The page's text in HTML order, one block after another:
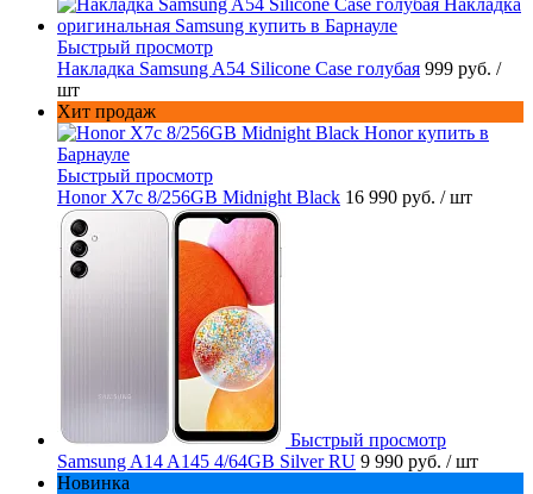
Быстрый просмотр
Накладка Samsung A54 Silicone Case голубая 999 руб. /
шт
Хит продаж
Быстрый просмотр
Honor X7c 8/256GB Midnight Black 16 990 руб. / шт
Быстрый просмотр
Samsung A14 A145 4/64GB Silver RU 9 990 руб. / шт
Новинка